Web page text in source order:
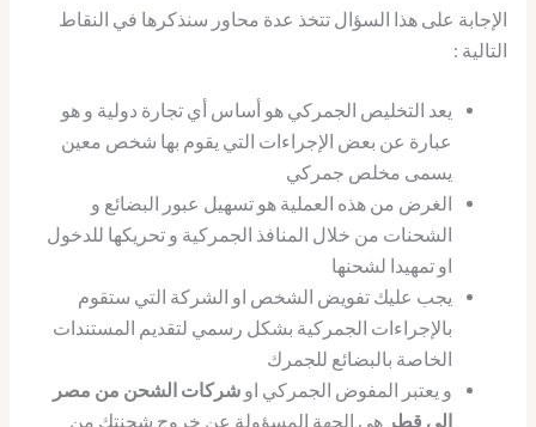
الإجابة على هذا السؤال تتخذ عدة محاور سنذكرها في النقاط
التالية :
يعد التخليص الجمركي هو أساس أي تجارة دولية و هو
عبارة عن بعض الإجراءات التي يقوم بها شخص معين
يسمى مخلص جمركي
الغرض من هذه العملية هو تسهيل عبور البضائع و
الشحنات من خلال المنافذ الجمركية و تحريكها للدخول
او تمهيدا لشحنها
يجب عليك تفويض الشخص او الشركة التي ستقوم
بالإجراءات الجمركية بشكل رسمي لتقديم المستندات
الخاصة بالبضائع للجمرك
و يعتبر المفوض الجمركي اوشركات الشحن من مصر
الى قطرهي الجهة المسؤولة عن خروج شحنتك من